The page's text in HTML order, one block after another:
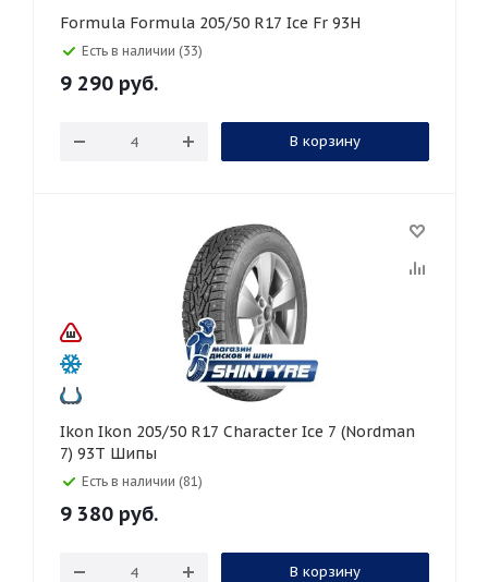
Formula Formula 205/50 R17 Ice Fr 93H
Есть в наличии (33)
9 290 руб.
В корзину
Ikon Ikon 205/50 R17 Character Ice 7 (Nordman
7) 93T Шипы
Есть в наличии (81)
9 380 руб.
В корзину